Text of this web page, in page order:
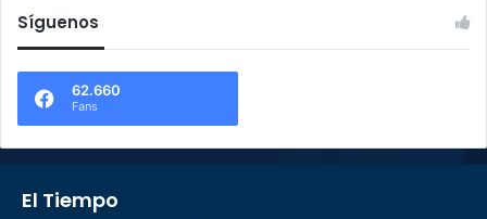
Síguenos
62.660
Fans
El Tiempo